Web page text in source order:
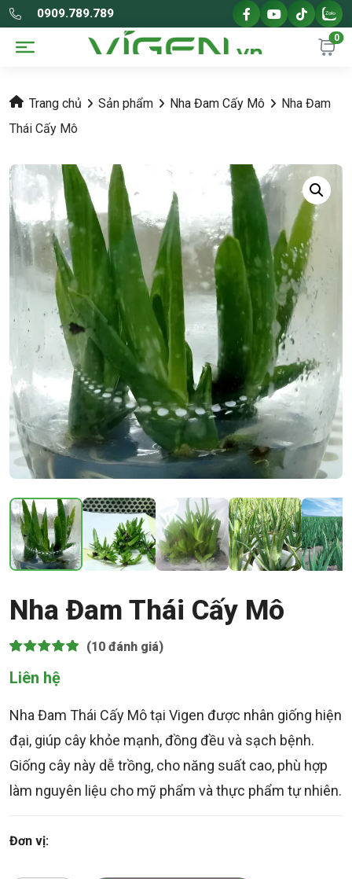
0909.789.789
0
Trang chủ Sản phẩm Nha Đam Cấy Mô
Nha Đam
Thái Cấy Mô
Nha Đam Thái Cấy Mô
trên 5 dựa
trênđánh
(10 đánh giá)
Liên hệ
Nha Đam Thái Cấy Mô tại Vigen được nhân giống hiện
đại, giúp cây khỏe mạnh, đồng đều và sạch bệnh.
Giống cây này dễ trồng, cho năng suất cao, phù hợp
làm nguyên liệu cho mỹ phẩm và thực phẩm tự nhiên.
Đơn vị: